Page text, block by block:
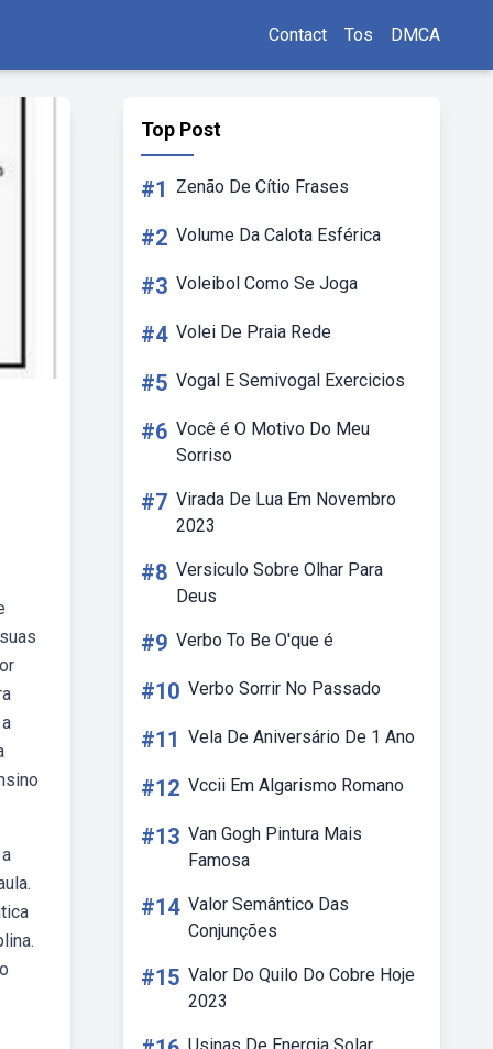
Contact Tos DMCA
Top Post
#1 Zenão De Cítio Frases
#2 Volume Da Calota Esférica
#3 Voleibol Como Se Joga
#4 Volei De Praia Rede
#5 Vogal E Semivogal Exercicios
#6 Você é O Motivo Do Meu
Sorriso
#7 Virada De Lua Em Novembro
2023
#8 Versiculo Sobre Olhar Para
Deus
#9 Verbo To Be O'que é
#10 Verbo Sorrir No Passado
#11 Vela De Aniversário De 1 Ano
#12 Vccii Em Algarismo Romano
#13 Van Gogh Pintura Mais
Famosa
#14 Valor Semântico Das
Conjunções
#15 Valor Do Quilo Do Cobre Hoje
2023